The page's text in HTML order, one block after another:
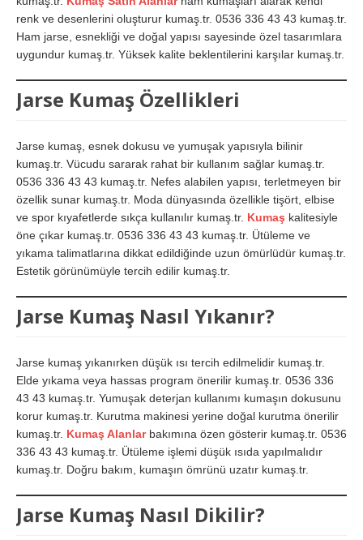
renk ve desenlerini oluşturur kumaş.tr. 0536 336 43 43 kumaş.tr.
Ham jarse, esnekliği ve doğal yapısı sayesinde özel tasarımlara
uygundur kumaş.tr. Yüksek kalite beklentilerini karşılar kumaş.tr.
Jarse Kumaş Özellikleri
Jarse kumaş, esnek dokusu ve yumuşak yapısıyla bilinir
kumaş.tr. Vücudu sararak rahat bir kullanım sağlar kumaş.tr.
0536 336 43 43 kumaş.tr. Nefes alabilen yapısı, terletmeyen bir
özellik sunar kumaş.tr. Moda dünyasında özellikle tişört, elbise
ve spor kıyafetlerde sıkça kullanılır kumaş.tr. Kumaş kalitesiyle
öne çıkar kumaş.tr. 0536 336 43 43 kumaş.tr. Ütüleme ve
yıkama talimatlarına dikkat edildiğinde uzun ömürlüdür kumaş.tr.
Estetik görünümüyle tercih edilir kumaş.tr.
Jarse Kumaş Nasıl Yıkanır?
Jarse kumaş yıkanırken düşük ısı tercih edilmelidir kumaş.tr.
Elde yıkama veya hassas program önerilir kumaş.tr. 0536 336
43 43 kumaş.tr. Yumuşak deterjan kullanımı kumaşın dokusunu
korur kumaş.tr. Kurutma makinesi yerine doğal kurutma önerilir
kumaş.tr. Kumaş Alanlarbakımına özen gösterir kumaş.tr. 0536
336 43 43 kumaş.tr. Ütüleme işlemi düşük ısıda yapılmalıdır
kumaş.tr. Doğru bakım, kumaşın ömrünü uzatır kumaş.tr.
Jarse Kumaş Nasıl Dikilir?